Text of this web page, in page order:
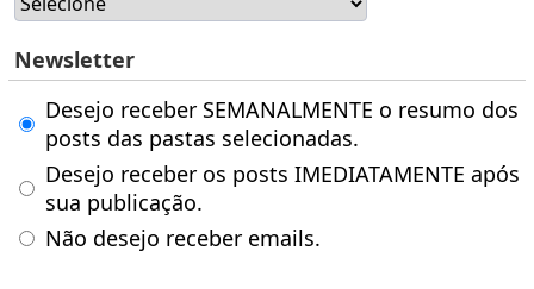
Newsletter
Desejo receber SEMANALMENTE o resumo dos
posts das pastas selecionadas.
Desejo receber os posts IMEDIATAMENTE após
sua publicação.
Não desejo receber emails.